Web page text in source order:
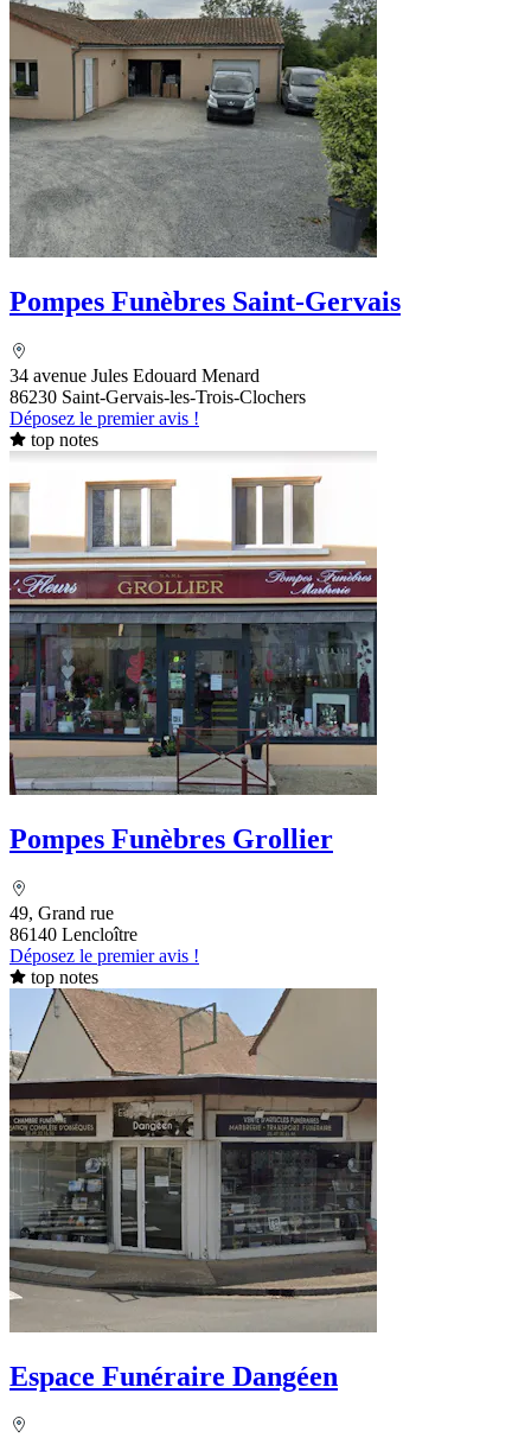
Pompes Funèbres Saint-Gervais
34 avenue Jules Edouard Menard
86230 Saint-Gervais-les-Trois-Clochers
Déposez le premier avis !
top notes
Pompes Funèbres Grollier
49, Grand rue
86140 Lencloître
Déposez le premier avis !
top notes
Espace Funéraire Dangéen